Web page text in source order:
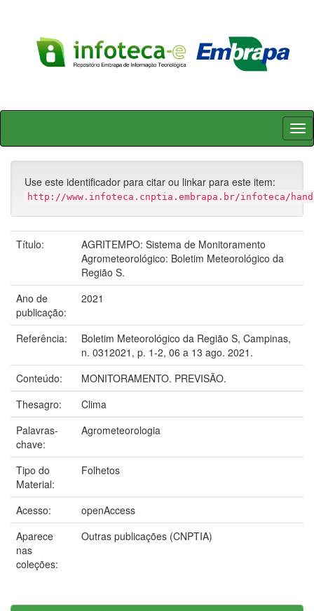
Skip
Use este identificador para citar ou linkar para este item:
http://www.infoteca.cnptia.embrapa.br/infoteca/
Título:
AGRITEMPO: Sistema de Monitoramento
Agrometeorológico: Boletim Meteorológico da
Região S.
Ano de
publicação:
2021
Referência:
Boletim Meteorológico da Região S, Campinas,
n. 0312021, p. 1-2, 06 a 13 ago. 2021.
Conteúdo:
MONITORAMENTO. PREVISÃO.
Thesagro:
Clima
Palavras-
chave:
Agrometeorologia
Tipo do
Material:
Folhetos
Acesso:
openAccess
Aparece
nas
coleções:
Outras publicações (CNPTIA)